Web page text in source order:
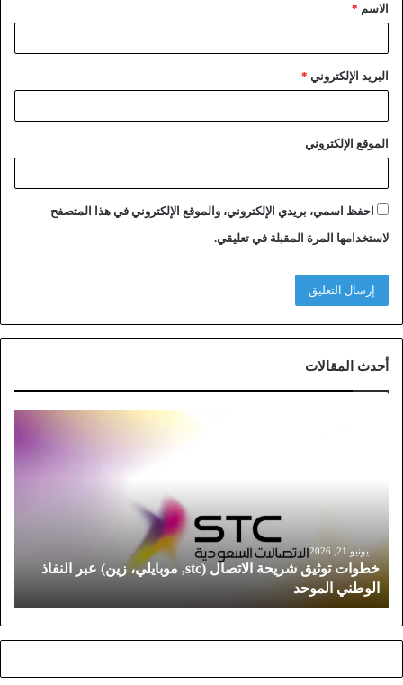
الاسم *
البريد الإلكتروني *
الموقع الإلكتروني
احفظ اسمي، بريدي الإلكتروني، والموقع الإلكتروني في هذا المتصفح
لاستخدامها المرة المقبلة في تعليقي.
أحدث المقالات
ث
ش
ر
ي
يونيو 21, 2026
خطوات توثيق شريحة الاتصال (stc, موبايلي، زين) عبر النفاذ
الوطني الموحد